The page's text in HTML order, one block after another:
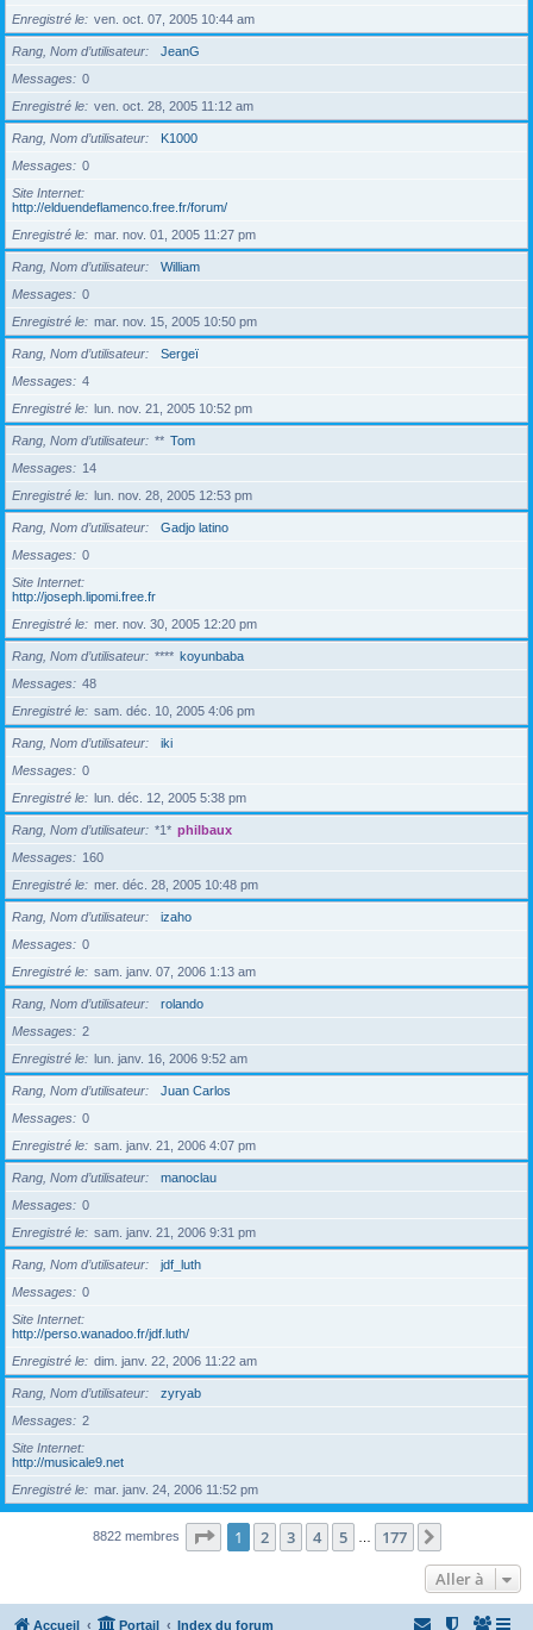
Enregistré le
ven. oct. 07, 2005 10:44 am
Rang, Nom d’utilisateur
JeanG
Messages
0
Enregistré le
ven. oct. 28, 2005 11:12 am
Rang, Nom d’utilisateur
K1000
Messages
0
Site Internet
http://elduendeflamenco.free.fr/forum/
Enregistré le
mar. nov. 01, 2005 11:27 pm
Rang, Nom d’utilisateur
William
Messages
0
Enregistré le
mar. nov. 15, 2005 10:50 pm
Rang, Nom d’utilisateur
Sergeï
Messages
4
Enregistré le
lun. nov. 21, 2005 10:52 pm
Rang, Nom d’utilisateur ** Tom
Messages
14
Enregistré le
lun. nov. 28, 2005 12:53 pm
Rang, Nom d’utilisateur
Gadjo latino
Messages
0
Site Internet
http://joseph.lipomi.free.fr
Enregistré le
mer. nov. 30, 2005 12:20 pm
Rang, Nom d’utilisateur **** koyunbaba
Messages
48
Enregistré le
sam. déc. 10, 2005 4:06 pm
Rang, Nom d’utilisateur
iki
Messages
0
Enregistré le
lun. déc. 12, 2005 5:38 pm
Rang, Nom d’utilisateur *1* philbaux
Messages
160
Enregistré le
mer. déc. 28, 2005 10:48 pm
Rang, Nom d’utilisateur
izaho
Messages
0
Enregistré le
sam. janv. 07, 2006 1:13 am
Rang, Nom d’utilisateur
rolando
Messages
2
Enregistré le
lun. janv. 16, 2006 9:52 am
Rang, Nom d’utilisateur
Juan Carlos
Messages
0
Enregistré le
sam. janv. 21, 2006 4:07 pm
Rang, Nom d’utilisateur
manoclau
Messages
0
Enregistré le
sam. janv. 21, 2006 9:31 pm
Rang, Nom d’utilisateur
jdf_luth
Messages
0
Site Internet
http://perso.wanadoo.fr/jdf.luth/
Enregistré le
dim. janv. 22, 2006 11:22 am
Rang, Nom d’utilisateur
zyryab
Messages
2
Site Internet
http://musicale9.net
Enregistré le
mar. janv. 24, 2006 11:52 pm
8822 membres Page 1sur177
1 2 3 4 5 177
Aller à
Accueil Portail Index du forum